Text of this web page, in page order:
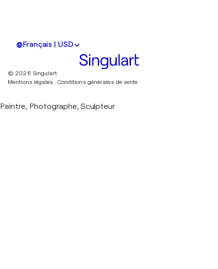
Français | USD
© 2026 Singulart
Mentions légales. Conditions générales de vente
Peintre, Photographe, Sculpteur